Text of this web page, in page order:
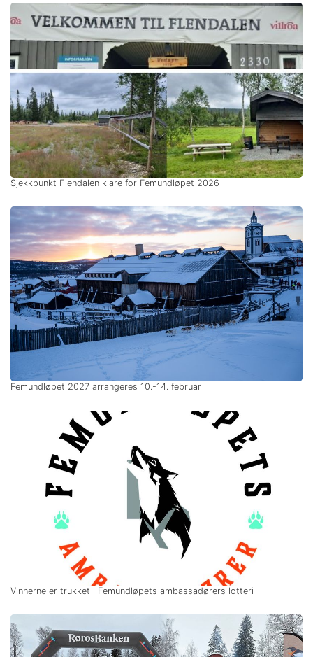
Sjekkpunkt Flendalen klare for Femundløpet 2026
Femundløpet 2027 arrangeres 10.-14. februar
Vinnerne er trukket i Femundløpets ambassadørers lotteri